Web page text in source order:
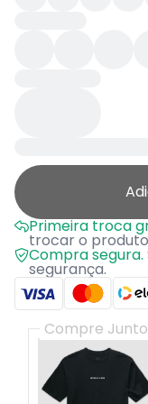
Primeira troca
trocar o
Compra segura.
segurança.
Compre Junto